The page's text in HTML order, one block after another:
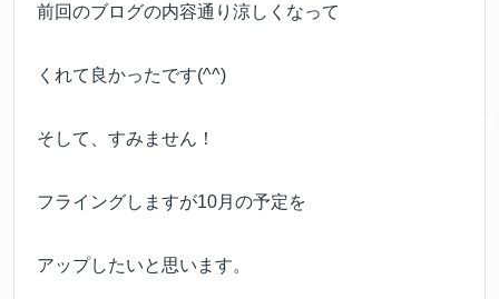
前回のブログの内容通り涼しくなって
くれて良かったです(^^)
そして、すみません！
フライングしますが10月の予定を
アップしたいと思います。